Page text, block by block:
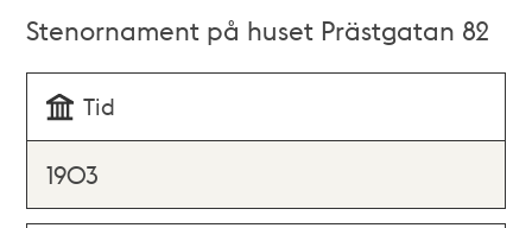
Stenornament på huset Prästgatan 82
Tid
1903